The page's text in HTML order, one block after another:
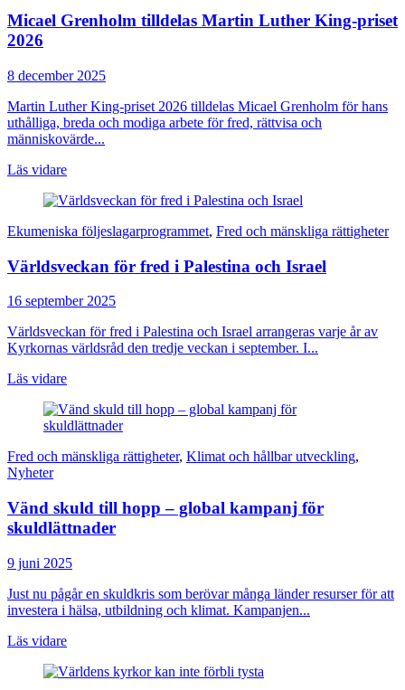
Micael Grenholm tilldelas Martin Luther King-priset
2026
8 december 2025
Martin Luther King-priset 2026 tilldelas Micael Grenholm för hans
uthålliga, breda och modiga arbete för fred, rättvisa och
människovärde...
Läs vidare
Ekumeniska följeslagarprogrammet, Fred och mänskliga rättigheter
Världsveckan för fred i Palestina och Israel
16 september 2025
Världsveckan för fred i Palestina och Israel arrangeras varje år av
Kyrkornas världsråd den tredje veckan i september. I...
Läs vidare
Fred och mänskliga rättigheter, Klimat och hållbar utveckling,
Nyheter
Vänd skuld till hopp – global kampanj för
skuldlättnader
9 juni 2025
Just nu pågår en skuldkris som berövar många länder resurser för att
investera i hälsa, utbildning och klimat. Kampanjen...
Läs vidare